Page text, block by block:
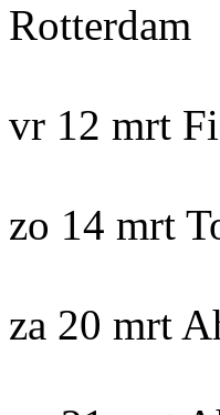
Rotterdam
vr 12 mrt
zo 14 mrt
za 20 mrt